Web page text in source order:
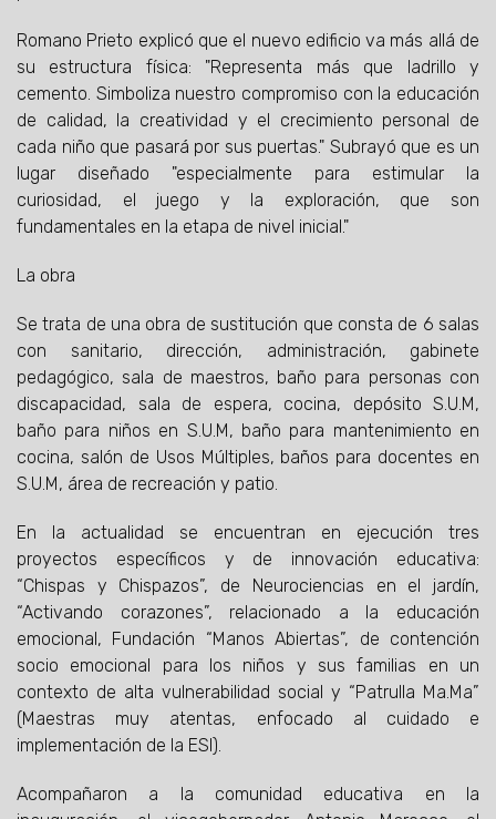
Romano Prieto explicó que el nuevo edificio va más allá de
su estructura física: "Representa más que ladrillo y
cemento. Simboliza nuestro compromiso con la educación
de calidad, la creatividad y el crecimiento personal de
cada niño que pasará por sus puertas." Subrayó que es un
lugar diseñado "especialmente para estimular la
curiosidad, el juego y la exploración, que son
fundamentales en la etapa de nivel inicial."
La obra
Se trata de una obra de sustitución que consta de 6 salas
con sanitario, dirección, administración, gabinete
pedagógico, sala de maestros, baño para personas con
discapacidad, sala de espera, cocina, depósito S.U.M,
baño para niños en S.U.M, baño para mantenimiento en
cocina, salón de Usos Múltiples, baños para docentes en
S.U.M, área de recreación y patio.
En la actualidad se encuentran en ejecución tres
proyectos específicos y de innovación educativa:
“Chispas y Chispazos”, de Neurociencias en el jardín,
“Activando corazones”, relacionado a la educación
emocional, Fundación “Manos Abiertas”, de contención
socio emocional para los niños y sus familias en un
contexto de alta vulnerabilidad social y “Patrulla Ma.Ma”
(Maestras muy atentas, enfocado al cuidado e
implementación de la ESI).
Acompañaron a la comunidad educativa en la